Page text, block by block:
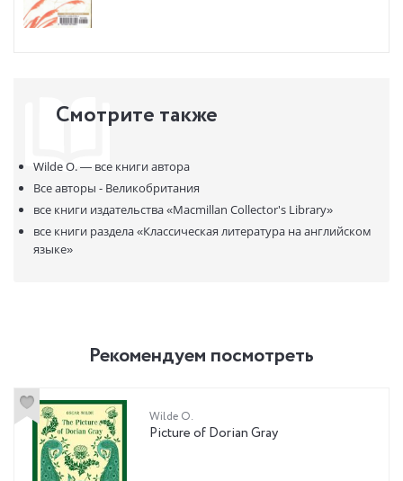
Смотрите также
Wilde O. — все книги автора
Все авторы - Великобритания
все книги издательства«Macmillan Collector's Library»
все книги раздела«Классическая литература на английском
языке»
Рекомендуем посмотреть
Wilde O.
Picture of Dorian Gray